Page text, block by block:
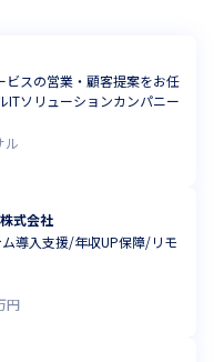
ビスの営業・顧客提案をお任
ソリューションカンパニー
ル
式会社
ム導入支援/年収UP保障/リモ
円